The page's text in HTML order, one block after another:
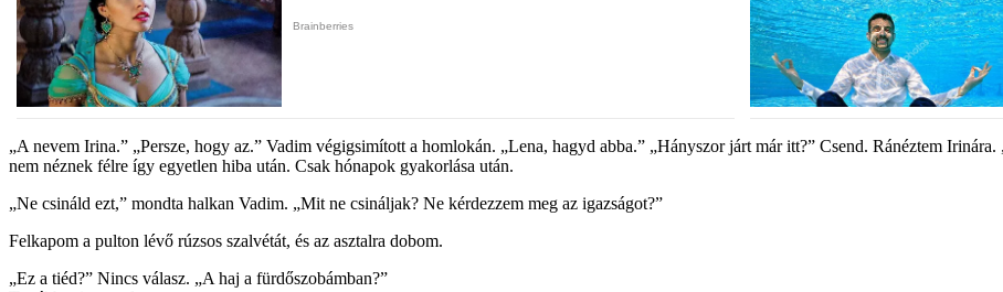
„A nevem Irina.” „Persze, hogy az.” Vadim végigsimított a homlokán. „Lena, hagyd abba.” „Hányszor járt már itt?” Csend. Ránéztem
nem néznek félre így egyetlen hiba után. Csak hónapok gyakorlása után.
„Ne csináld ezt,” mondta halkan Vadim. „Mit ne csináljak? Ne kérdezzem meg az igazságot?”
Felkapom a pulton lévő rúzsos szalvétát, és az asztalra dobom.
„Ez a tiéd?” Nincs válasz. „A haj a fürdőszobámban?”